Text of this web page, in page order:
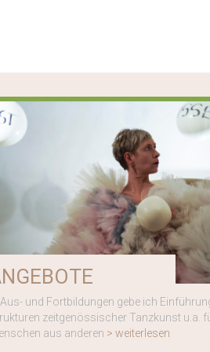
und Fortbildungen gebe ich
zeitgenössischer Tanzkunst u.a.
aus anderen > weiterlesen